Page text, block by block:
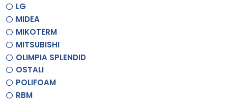
LG
MIDEA
MIKOTERM
MITSUBISHI
OLIMPIA SPLENDID
OSTALI
POLIFOAM
RBM